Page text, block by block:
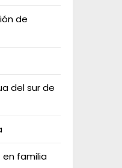
de
del sur de
en familia